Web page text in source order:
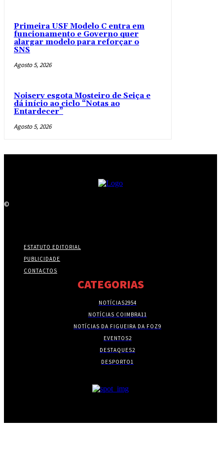
Primeira USF Modelo C entra em
funcionamento e Governo quer
alargar modelo para reforçar o
SNS
Agosto 5, 2026
Noiserv esgota Mosteiro de Seiça e
dá início ao ciclo “Notas ao
Entardecer”
Agosto 5, 2026
©
ESTATUTO EDITORIAL
PUBLICIDADE
CONTACTOS
CATEGORIAS
NOTÍCIAS2954
NOTÍCIAS COIMBRA11
NOTÍCIAS DA FIGUEIRA DA FOZ9
EVENTOS2
DESTAQUES2
DESPORTO1